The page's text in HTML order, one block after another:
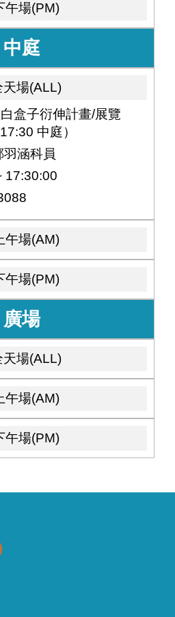
午場(PM)
中庭
天場(ALL)
盒子衍伸計畫/展覽
中庭）
涵科員
17:30:00
上午場(AM)
午場(PM)
廣場
天場(ALL)
上午場(AM)
午場(PM)